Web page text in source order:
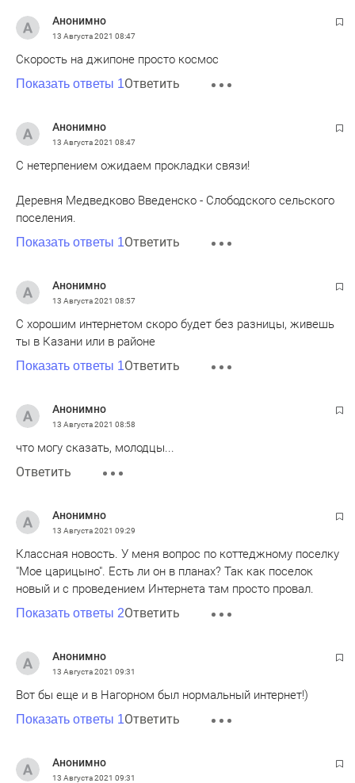
Анонимно
13 Августа 2021 08:47
Скорость на джипоне просто космос
Показать ответы 1Ответить
Анонимно
13 Августа 2021 08:47
С нетерпением ожидаем прокладки связи!
Деревня Медведково Введенско - Слободского сельского
поселения.
Показать ответы 1Ответить
Анонимно
13 Августа 2021 08:57
С хорошим интернетом скоро будет без разницы, живешь
ты в Казани или в районе
Показать ответы 1Ответить
Анонимно
13 Августа 2021 08:58
что могу сказать, молодцы...
Ответить
Анонимно
13 Августа 2021 09:29
Классная новость. У меня вопрос по коттеджному поселку
"Мое царицыно". Есть ли он в планах? Так как поселок
новый и с проведением Интернета там просто провал.
Показать ответы 2Ответить
Анонимно
13 Августа 2021 09:31
Вот бы еще и в Нагорном был нормальный интернет!)
Показать ответы 1Ответить
Анонимно
13 Августа 2021 09:31